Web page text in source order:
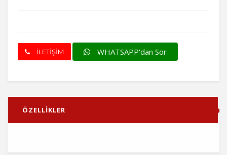
İLETİŞİM WHATSAPP'dan Sor
ÖZELLİKLER